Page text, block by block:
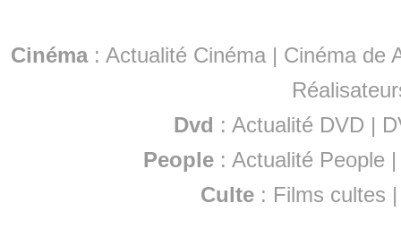
Cinéma: Actualité Cinéma | Cinéma de
Dvd : Actualité DVD |
People :Actualité People
Culte : Films cultes